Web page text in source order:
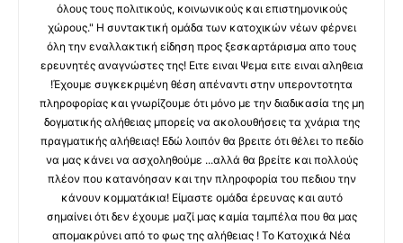
όλους τους πολιτικούς, κοινωνικούς και επιστημονικούς
χώρους." Η συντακτική ομάδα των κατοχικών νέων φέρνει
όλη την εναλλακτική είδηση προς ξεσκαρτάρισμα απο τους
ερευνητές αναγνώστες της! Ειτε ειναι Ψεμα ειτε ειναι αληθεια
!Έχουμε συγκεκριμένη θέση απέναντι στην υπεροντοτητα
πληροφορίας και γνωρίζουμε ότι μόνο με την διαδικασία της μη
δογματικής αλήθειας μπορείς να ακολουθήσεις τα χνάρια της
πραγματικής αλήθειας! Εδώ λοιπόν θα βρειτε ότι θέλει το πεδίο
να μας κάνει να ασχοληθούμε ...αλλά θα βρείτε και πολλούς
πλέον που κατανόησαν και την πληροφορία του πεδιου την
κάνουν κομματάκια! Είμαστε ομάδα έρευνας και αυτό
σημαίνει ότι δεν έχουμε μαζί μας καμία ταμπέλα που θα μας
απομακρύνει από το φως της αλήθειας ! Το Κατοχικά Νέα